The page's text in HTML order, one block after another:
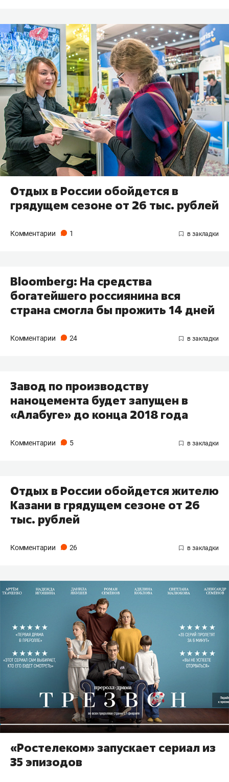
Отдых в России обойдется в
грядущем сезоне от 26 тыс. рублей
Комментарии 1
Bloomberg: На средства
богатейшего россиянина вся
страна смогла бы прожить 14 дней
Комментарии 24
Завод по производству
наноцемента будет запущен в
«Алабуге» до конца 2018 года
Комментарии 5
Отдых в России обойдется жителю
Казани в грядущем сезоне от 26
тыс. рублей
Комментарии 26
«Ростелеком» запускает сериал из
35 эпизодов